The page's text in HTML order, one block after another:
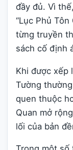
đầy đủ. Vì
“Lục Phủ
từng truyền
sách cố định
Khi được xếp
Tường
quen thuộc
Quan mở
lối của bản